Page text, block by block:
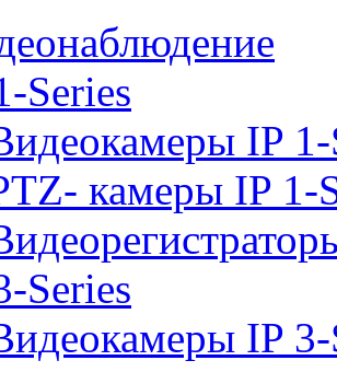
Series
IP 1-
камеры IP 1-
Series
IP 3-